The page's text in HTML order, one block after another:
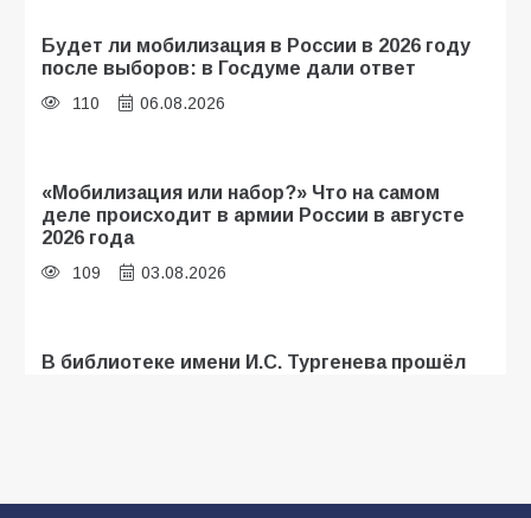
Будет ли мобилизация в России в 2026 году
после выборов: в Госдуме дали ответ
110 06.08.2026
«Мобилизация или набор?» Что на самом
деле происходит в армии России в августе
2026 года
109 03.08.2026
В библиотеке имени И.С. Тургенева прошёл